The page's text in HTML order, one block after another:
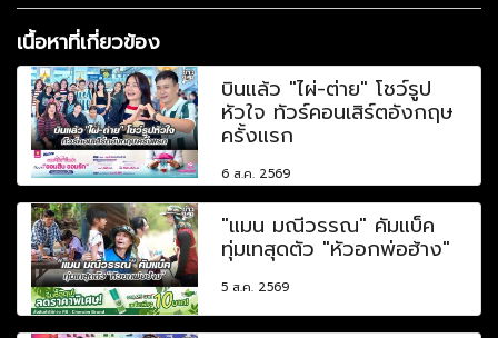
เนื้อหาที่เกี่ยวข้อง
บินแล้ว "ไผ่-ต่าย" โชว์รูป
หัวใจ ทัวร์คอนเสิร์ตอังกฤษ
ครั้งแรก
6 ส.ค. 2569
"แมน มณีวรรณ" คัมแบ็ค
ทุ่มเทสุดตัว "หัวอกพ่อฮ้าง"
5 ส.ค. 2569